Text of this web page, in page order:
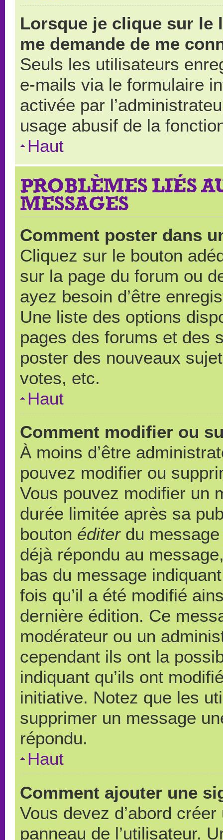
Lorsque je clique sur le
me demande de me
Seuls les utilisateurs
e-mails via le formulaire
activée par
usage abusif de la
Haut
PROBLÈMES LIÉS
MESSAGES
Comment poster dans
Cliquez sur le bouton
sur la page du forum ou
ayez besoin d’être
Une liste des options
pages des forums et des
poster des nouveaux
votes, etc.
Haut
Comment modifier ou
À moins d’être
pouvez modifier ou
Vous pouvez modifier un
durée limitée après sa
bouton éditerdu message
déjà répondu au
bas du message
fois qu’il a été modifié
dernière édition. Ce
modérateur ou un
cependant ils ont la
indiquant qu’ils ont
initiative. Notez que les
supprimer un message
répondu.
Haut
Comment ajouter une
Vous devez d’abord
panneau de l’utilisateur.